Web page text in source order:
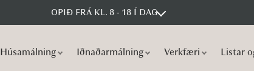
OPIÐ FRÁ KL. 8 - 18 Í DAG
Húsamálning Iðnaðarmálning Verkfæri Listar